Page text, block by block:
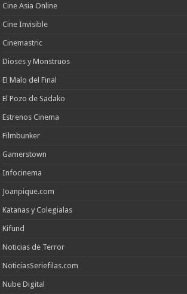
Cine Asia Online
Cine Invisible
Cinemastric
Dioses y Monstruos
El Malo del Final
El Pozo de Sadako
Estrenos Cinema
Filmbunker
Gamerstown
Infocinema
Joanpique.com
Katanas y Colegialas
Kifund
Noticias de Terror
NoticiasSeriefilas.com
Nube Digital